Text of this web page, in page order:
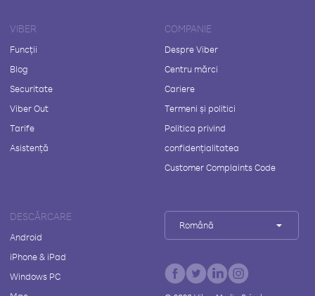
VIBER
Funcții
Blog
Securitate
Viber Out
Tarife
Asistență
COMPANIE
Despre Viber
Centru mărci
Cariere
Termeni și politici
Politica privind
confidențialitatea
Customer Complaints Code
DESCĂRCARE
Android
iPhone & iPad
Windows PC
Română